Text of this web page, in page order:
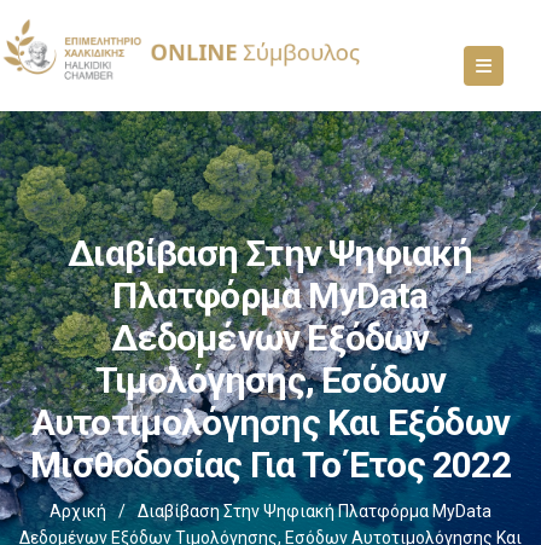
Διαβίβαση Στην Ψηφιακή
Πλατφόρμα MyData
Δεδομένων Εξόδων
Τιμολόγησης, Εσόδων
Αυτοτιμολόγησης Και Εξόδων
Μισθοδοσίας Για Το Έτος 2022
Αρχική /
Διαβίβαση Στην Ψηφιακή Πλατφόρμα MyData
Δεδομένων Εξόδων Τιμολόγησης, Εσόδων Αυτοτιμολόγησης Και